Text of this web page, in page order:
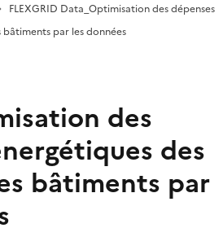
FLEXGRID Data_Optimisation des dépenses
par les données
des
des
bâtiments par